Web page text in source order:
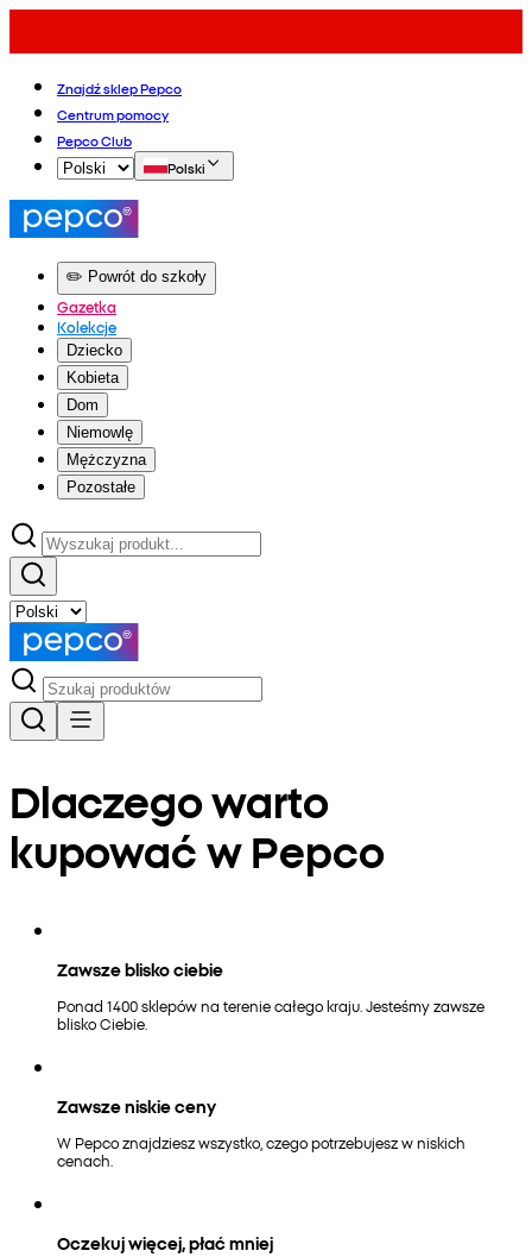
Znajdź sklep Pepco
Centrum pomocy
Pepco Club
Polski
✏️ Powrót do szkoły
Gazetka
Kolekcje
Dziecko
Kobieta
Dom
Niemowlę
Mężczyzna
Pozostałe
Dlaczego warto
kupować w Pepco
Zawsze blisko ciebie
Ponad 1400 sklepów na terenie całego kraju. Jesteśmy zawsze
blisko Ciebie.
Zawsze niskie ceny
W Pepco znajdziesz wszystko, czego potrzebujesz w niskich
cenach.
Oczekuj więcej, płać mniej